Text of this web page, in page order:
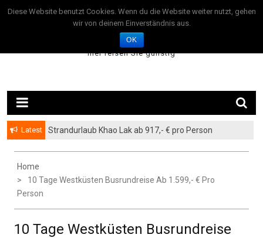
August 6, 2026
TravelOffer24.com
– hier reisen Sie günstig –
Latest Strandurlaub Khao Lak ab 917,- € pro Person
Home
10 Tage Westküsten Busrundreise Ab 1.599,- € Pro
Person
10 Tage Westküsten Busrundreise
Diese Website benutzt Cookies. Wenn du die Website weiter nutzt, gehen
wir von deinem Einverständnis aus.
OK